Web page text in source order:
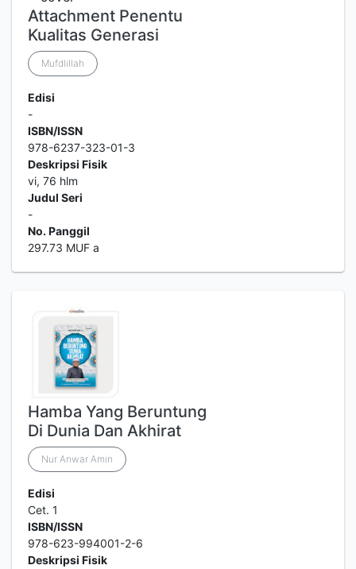
Attachment Penentu
Kualitas Generasi
Mufdlillah
Edisi
-
ISBN/ISSN
978-6237-323-01-3
Deskripsi Fisik
vi, 76 hlm
Judul Seri
-
No. Panggil
297.73 MUF a
Hamba Yang Beruntung
Di Dunia Dan Akhirat
Nur Anwar Amin
Edisi
Cet. 1
ISBN/ISSN
978-623-994001-2-6
Deskripsi Fisik